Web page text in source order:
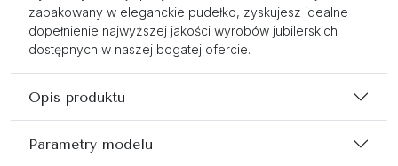
zapakowany w eleganckie pudełko, zyskujesz idealne
dopełnienie najwyższej jakości wyrobów jubilerskich
dostępnych w naszej bogatej ofercie.
Opis produktu
Parametry modelu